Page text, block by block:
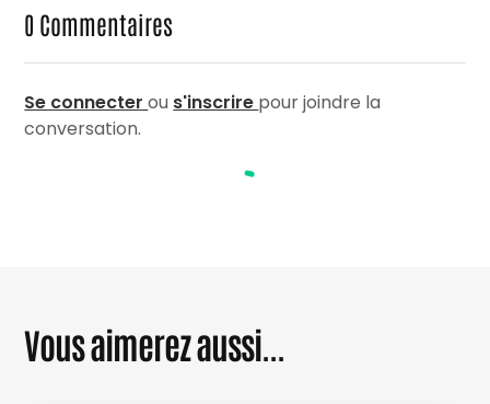
0 Commentaires
Se connecterou s'inscrire pour joindre la
conversation.
Vous aimerez aussi...